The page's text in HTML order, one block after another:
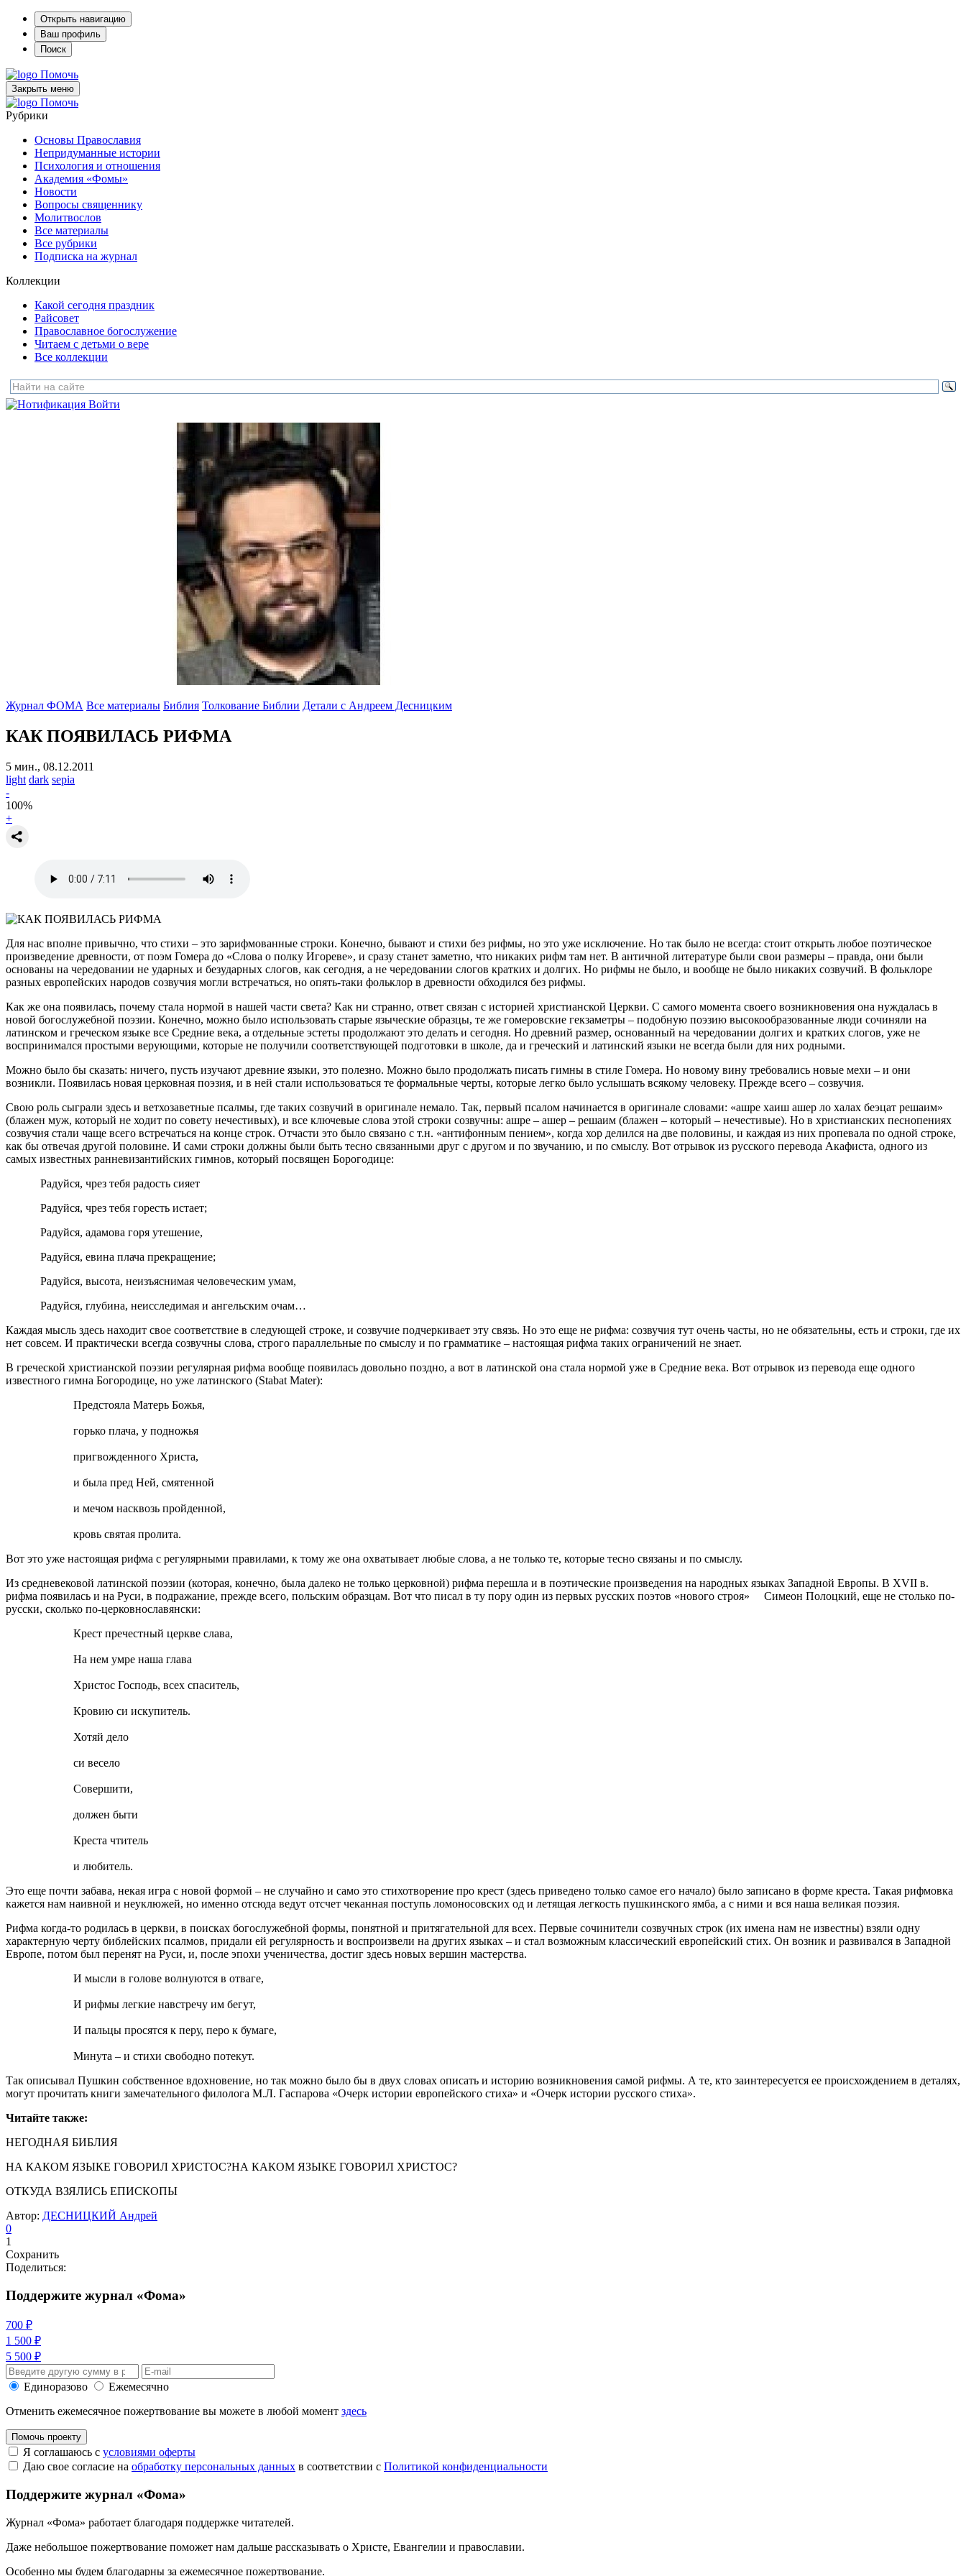
Открыть навигацию
Ваш профиль
Поиск
Помочь
Закрыть меню
Помочь
Рубрики
Основы Православия
Непридуманные истории
Психология и отношения
Академия «Фомы»
Новости
Вопросы священнику
Молитвослов
Все материалы
Все рубрики
Подписка на журнал
Коллекции
Какой сегодня праздник
Райсовет
Православное богослужение
Читаем с детьми о вере
Все коллекции
Войти
Журнал ФОМА Все материалы Библия Толкование Библии Детали с Андреем Десницким
КАК ПОЯВИЛАСЬ РИФМА
5 мин., 08.12.2011
light dark sepia
-
100%
+
Для нас вполне привычно, что стихи – это зарифмованные строки. Конечно, бывают и стихи без рифмы, но это уже исключение. Но так было не всегда: стоит открыть любое поэтическое
произведение древности, от поэм Гомера до «Слова о полку Игореве», и сразу станет заметно, что никаких рифм там нет. В античной литературе были свои размеры – правда, они были
основаны на чередовании не ударных и безударных слогов, как сегодня, а не чередовании слогов кратких и долгих. Но рифмы не было, и вообще не было никаких созвучий. В фольклоре
разных европейских народов созвучия могли встречаться, но опять-таки фольклор в древности обходился без рифмы.
Как же она появилась, почему стала нормой в нашей части света? Как ни странно, ответ связан с историей христианской Церкви. С самого момента своего возникновения она нуждалась в
новой богослужебной поэзии. Конечно, можно было использовать старые языческие образцы, те же гомеровские гекзаметры – подобную поэзию высокообразованные люди сочиняли на
латинском и греческом языке все Средние века, а отдельные эстеты продолжают это делать и сегодня. Но древний размер, основанный на чередовании долгих и кратких слогов, уже не
воспринимался простыми верующими, которые не получили соответствующей подготовки в школе, да и греческий и латинский языки не всегда были для них родными.
Можно было бы сказать: ничего, пусть изучают древние языки, это полезно. Можно было продолжать писать гимны в стиле Гомера. Но новому вину требовались новые мехи – и они
возникли. Появилась новая церковная поэзия, и в ней стали использоваться те формальные черты, которые легко было услышать всякому человеку. Прежде всего – созвучия.
Свою роль сыграли здесь и ветхозаветные псалмы, где таких созвучий в оригинале немало. Так, первый псалом начинается в оригинале словами: «ашре хаиш ашер ло халах беэцат решаим»
(блажен муж, который не ходит по совету нечестивых), и все ключевые слова этой строки созвучны: ашре – ашер – решаим (блажен – который – нечестивые). Но в христианских песнопениях
созвучия стали чаще всего встречаться на конце строк. Отчасти это было связано с т.н. «антифонным пением», когда хор делился на две половины, и каждая из них пропевала по одной строке,
как бы отвечая другой половине. И сами строки должны были быть тесно связанными друг с другом и по звучанию, и по смыслу. Вот отрывок из русского перевода Акафиста, одного из
самых известных ранневизантийских гимнов, который посвящен Борогодице:
Радуйся, чрез тебя радость сияет
Радуйся, чрез тебя горесть истает;
Радуйся, адамова горя утешение,
Радуйся, евина плача прекращение;
Радуйся, высота, неизъяснимая человеческим умам,
Радуйся, глубина, неисследимая и ангельским очам…
Каждая мысль здесь находит свое соответствие в следующей строке, и созвучие подчеркивает эту связь. Но это еще не рифма: созвучия тут очень часты, но не обязательны, есть и строки, где их
нет совсем. И практически всегда созвучны слова, строго параллельные по смыслу и по грамматике – настоящая рифма таких ограничений не знает.
В греческой христианской поэзии регулярная рифма вообще появилась довольно поздно, а вот в латинской она стала нормой уже в Средние века. Вот отрывок из перевода еще одного
известного гимна Богородице, но уже латинского (Stabat Mater):
Предстояла Матерь Божья,
горько плача, у подножья
пригвожденного Христа,
и была пред Ней, смятенной
и мечом насквозь пройденной,
кровь святая пролита.
Вот это уже настоящая рифма с регулярными правилами, к тому же она охватывает любые слова, а не только те, которые тесно связаны и по смыслу.
Из средневековой латинской поэзии (которая, конечно, была далеко не только церковной) рифма перешла и в поэтические произведения на народных языках Западной Европы. В XVII в.
рифма появилась и на Руси, в подражание, прежде всего, польским образцам. Вот что писал в ту пору один из первых русских поэтов «нового строя» Симеон Полоцкий, еще не столько по-
русски, сколько по-церковнославянски:
Крест пречестный церкве слава,
На нем умре наша глава
Христос Господь, всех спаситель,
Кровию си искупитель.
Хотяй дело
си весело
Совершити,
должен быти
Креста чтитель
и любитель.
Это еще почти забава, некая игра с новой формой – не случайно и само это стихотворение про крест (здесь приведено только самое его начало) было записано в форме креста. Такая рифмовка
кажется нам наивной и неуклюжей, но именно отсюда ведут отсчет чеканная поступь ломоносовских од и летящая легкость пушкинского ямба, а с ними и вся наша великая поэзия.
Рифма когда-то родилась в церкви, в поисках богослужебной формы, понятной и притягательной для всех. Первые сочинители созвучных строк (их имена нам не известны) взяли одну
характерную черту библейских псалмов, придали ей регулярность и воспроизвели на других языках – и стал возможным классический европейский стих. Он возник и развивался в Западной
Европе, потом был перенят на Руси, и, после эпохи ученичества, достиг здесь новых вершин мастерства.
И мысли в голове волнуются в отваге,
И рифмы легкие навстречу им бегут,
И пальцы просятся к перу, перо к бумаге,
Минута – и стихи свободно потекут.
Так описывал Пушкин собственное вдохновение, но так можно было бы в двух словах описать и историю возникновения самой рифмы. А те, кто заинтересуется ее происхождением в деталях,
могут прочитать книги замечательного филолога М.Л. Гаспарова «Очерк истории европейского стиха» и «Очерк истории русского стиха».
Читайте также:
НЕГОДНАЯ БИБЛИЯ
НА КАКОМ ЯЗЫКЕ ГОВОРИЛ ХРИСТОС?НА КАКОМ ЯЗЫКЕ ГОВОРИЛ ХРИСТОС?
ОТКУДА ВЗЯЛИСЬ ЕПИСКОПЫ
Автор: ДЕСНИЦКИЙ Андрей
0
1
Сохранить
Поделиться:
Поддержите журнал «Фома»
700 ₽
1 500 ₽
5 500 ₽
Единоразово
Ежемесячно
Отменить ежемесячное пожертвование вы можете в любой момент здесь
Помочь проекту
Я соглашаюсь с условиями оферты
Даю свое согласие на обработку персональных данных в соответствии с Политикой конфиденциальности
Поддержите журнал «Фома»
Журнал «Фома» работает благодаря поддержке читателей.
Даже небольшое пожертвование поможет нам дальше рассказывать о Христе, Евангелии и православии.
Особенно мы будем благодарны за ежемесячное пожертвование.